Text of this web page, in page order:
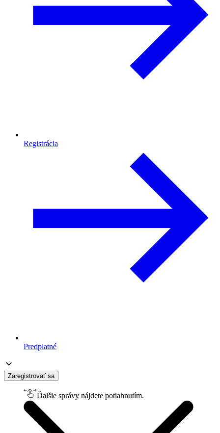
Registrácia
Predplatné
Zaregistrovať sa
Ďalšie správy nájdete potiahnutím.